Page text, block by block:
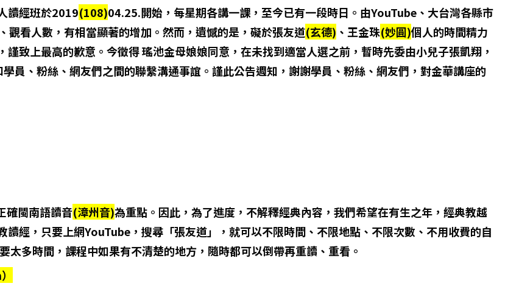
讀經班於2019(108)04.25.開始，每星期各講一課，至今已有一段時日。由YouTube、大台灣各縣市
看人數，有相當顯著的增加。然而，遺憾的是，礙於張友道(玄德) 、王金珠(妙圓)個人的時間精力
致上最高的歉意。今徵得 瑤池金母娘娘同意，在未找到適當人選之前，暫時先委由小兒子張凱翔，
員、粉絲、網友們之間的聯繫溝通事誼。謹此公告週知，謝謝學員、粉絲、網友們，對金華講座的
確閩南語讀音(漳州音)為重點。因此，為了進度，不解釋經典內容，我們希望在有生之年，經典教越
經，只要上網YouTube，搜尋「張友道」，就可以不限時間、不限地點、不限次數、不用收費的自
多時間，課程中如果有不清楚的地方，隨時都可以倒帶再重讀、重看。